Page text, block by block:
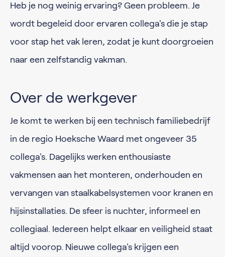
Heb je nog weinig ervaring? Geen probleem. Je
wordt begeleid door ervaren collega's die je stap
voor stap het vak leren, zodat je kunt doorgroeien
naar een zelfstandig vakman.
Over de werkgever
Je komt te werken bij een technisch familiebedrijf
in de regio Hoeksche Waard met ongeveer 35
collega's. Dagelijks werken enthousiaste
vakmensen aan het monteren, onderhouden en
vervangen van staalkabelsystemen voor kranen en
hijsinstallaties. De sfeer is nuchter, informeel en
collegiaal. Iedereen helpt elkaar en veiligheid staat
altijd voorop. Nieuwe collega's krijgen een